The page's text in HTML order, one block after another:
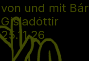
von und mit
Gísladóttir
25.11.26